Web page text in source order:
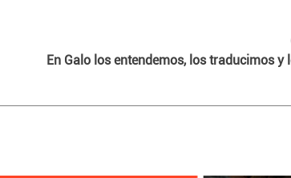
En Galo los entendemos, los traducimos